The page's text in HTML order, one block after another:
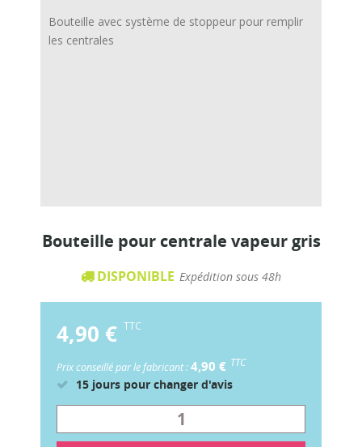
Bouteille avec système de stoppeur pour remplir
les centrales
Bouteille pour centrale vapeur gris
DISPONIBLE Expédition sous 48h
4,90 € TTC
Prix conseillé par le fabricant :4,90 € TTC
15 jours pour changer d'avis